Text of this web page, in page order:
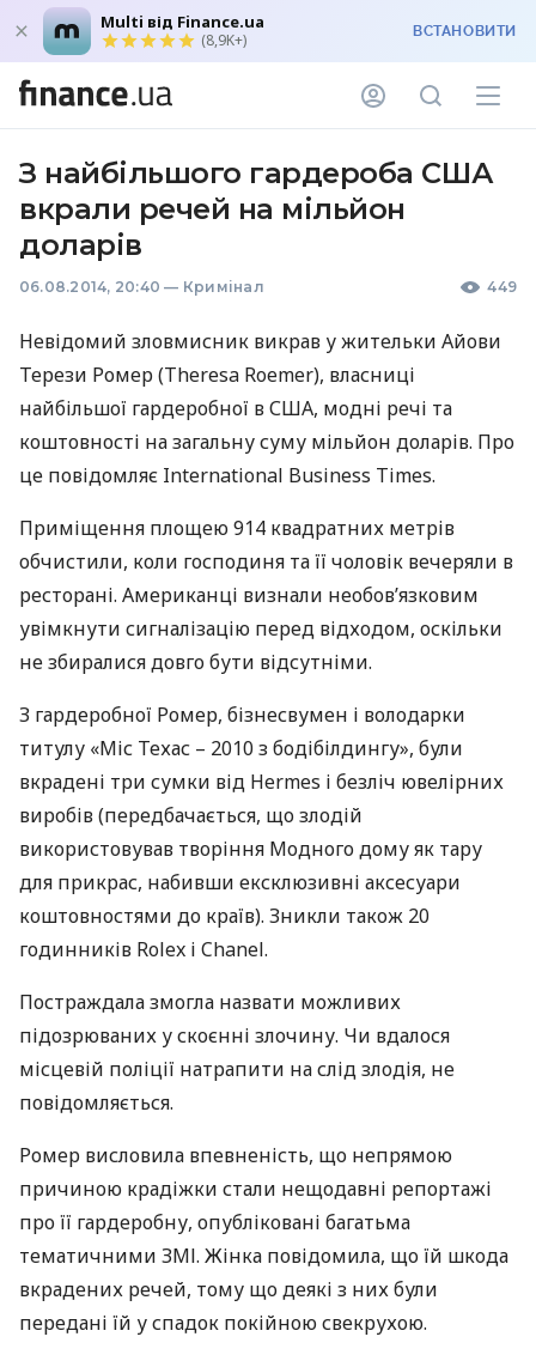
Multi від Finance.ua
(8,9K+) ВСТАНОВИТИ
З найбільшого гардероба США
вкрали речей на мільйон
доларів
06.08.2014, 20:40 — Кримінал 449
Невідомий зловмисник викрав у жительки Айови
Терези Ромер (Theresa Roemer), власниці
найбільшої гардеробної вСША, модні речі та
коштовності на загальну суму мільйон доларів. Про
це повідомляє International Business Times.
Приміщення площею 914 квадратних метрів
обчистили, коли господиня та її чоловік вечеряли в
ресторані. Американці визнали необов’язковим
увімкнути сигналізацію перед відходом, оскільки
не збиралися довго бути відсутніми.
З гардеробної Ромер, бізнесвумен і володарки
титулу «Міс Техас – 2010 з бодібілдингу», були
вкрадені три сумки від Hermes і безліч ювелірних
виробів (передбачається, що злодій
використовував творіння Модного дому як тару
для прикрас, набивши ексклюзивні аксесуари
коштовностями до країв). Зникли також 20
годинників Rolex і Chanel.
Постраждала змогла назвати можливих
підозрюваних у скоєнні злочину. Чи вдалося
місцевій поліції натрапити на слід злодія, не
повідомляється.
Ромер висловила впевненість, що непрямою
причиною крадіжки стали нещодавні репортажі
про її гардеробну, опубліковані багатьма
тематичними ЗМІ. Жінка повідомила, що їй шкода
вкрадених речей, тому що деякі з них були
передані їй у спадок покійною свекрухою.